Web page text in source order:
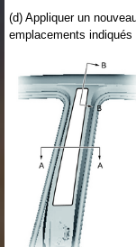
(d) Appliquer un
emplacements indiqués